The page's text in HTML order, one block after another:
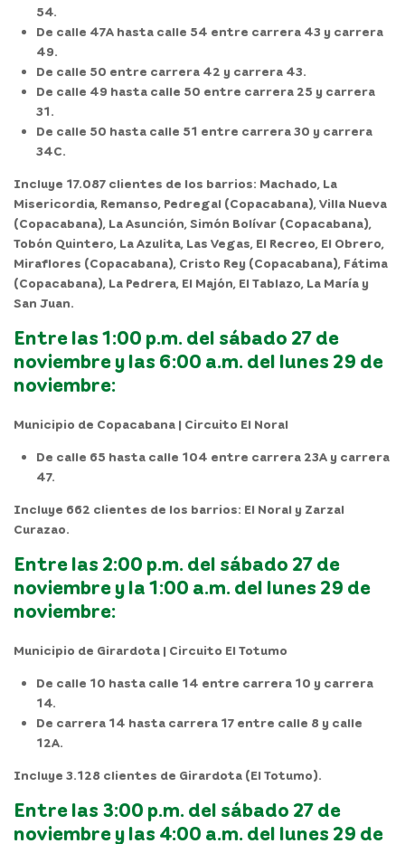
54.
De calle 47A hasta calle 54 entre carrera 43 y carrera
49.
De calle 50 entre carrera 42 y carrera 43.
De calle 49 hasta calle 50 entre carrera 25 y carrera
31.
De calle 50 hasta calle 51 entre carrera 30 y carrera
34C.
Incluye 17.087 clientes de los barrios: Machado, La
Misericordia, Remanso, Pedregal (Copacabana), Villa Nueva
(Copacabana), La Asunción, Simón Bolívar (Copacabana),
Tobón Quintero, La Azulita, Las Vegas, El Recreo, El Obrero,
Miraflores (Copacabana), Cristo Rey (Copacabana), Fátima
(Copacabana), La Pedrera, El Majón, El Tablazo, La María y
San Juan.
Entre las 1:00 p.m. del sábado 27 de
noviembre y las 6:00 a.m. del lunes 29 de
noviembre:
Municipio de Copacabana | Circuito El Noral
De calle 65 hasta calle 104 entre carrera 23A y carrera
47.
Incluye 662 clientes de los barrios: El Noral y Zarzal
Curazao.
Entre las 2:00 p.m. del sábado 27 de
noviembre y la 1:00 a.m. del lunes 29 de
noviembre:
Municipio de Girardota | Circuito El Totumo
De calle 10 hasta calle 14 entre carrera 10 y carrera
14.
De carrera 14 hasta carrera 17 entre calle 8 y calle
12A.
Incluye 3.128 clientes de Girardota (El Totumo).
Entre las 3:00 p.m. del sábado 27 de
noviembre y las 4:00 a.m. del lunes 29 de